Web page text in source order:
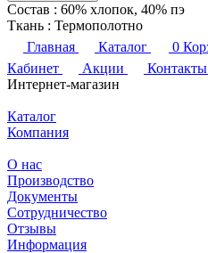
Состав : 60% хлопок, 40% пэ
Ткань : Термополотно
Главная
Каталог 0
Кабинет
Акции Контакты
Интернет-магазин
Каталог
Компания
О нас
Производство
Документы
Сотрудничество
Отзывы
Информация